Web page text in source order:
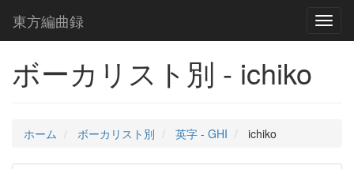
東方編曲録
ボーカリスト別 - ichiko
ホーム ボーカリスト別 英字 - GHI ichiko